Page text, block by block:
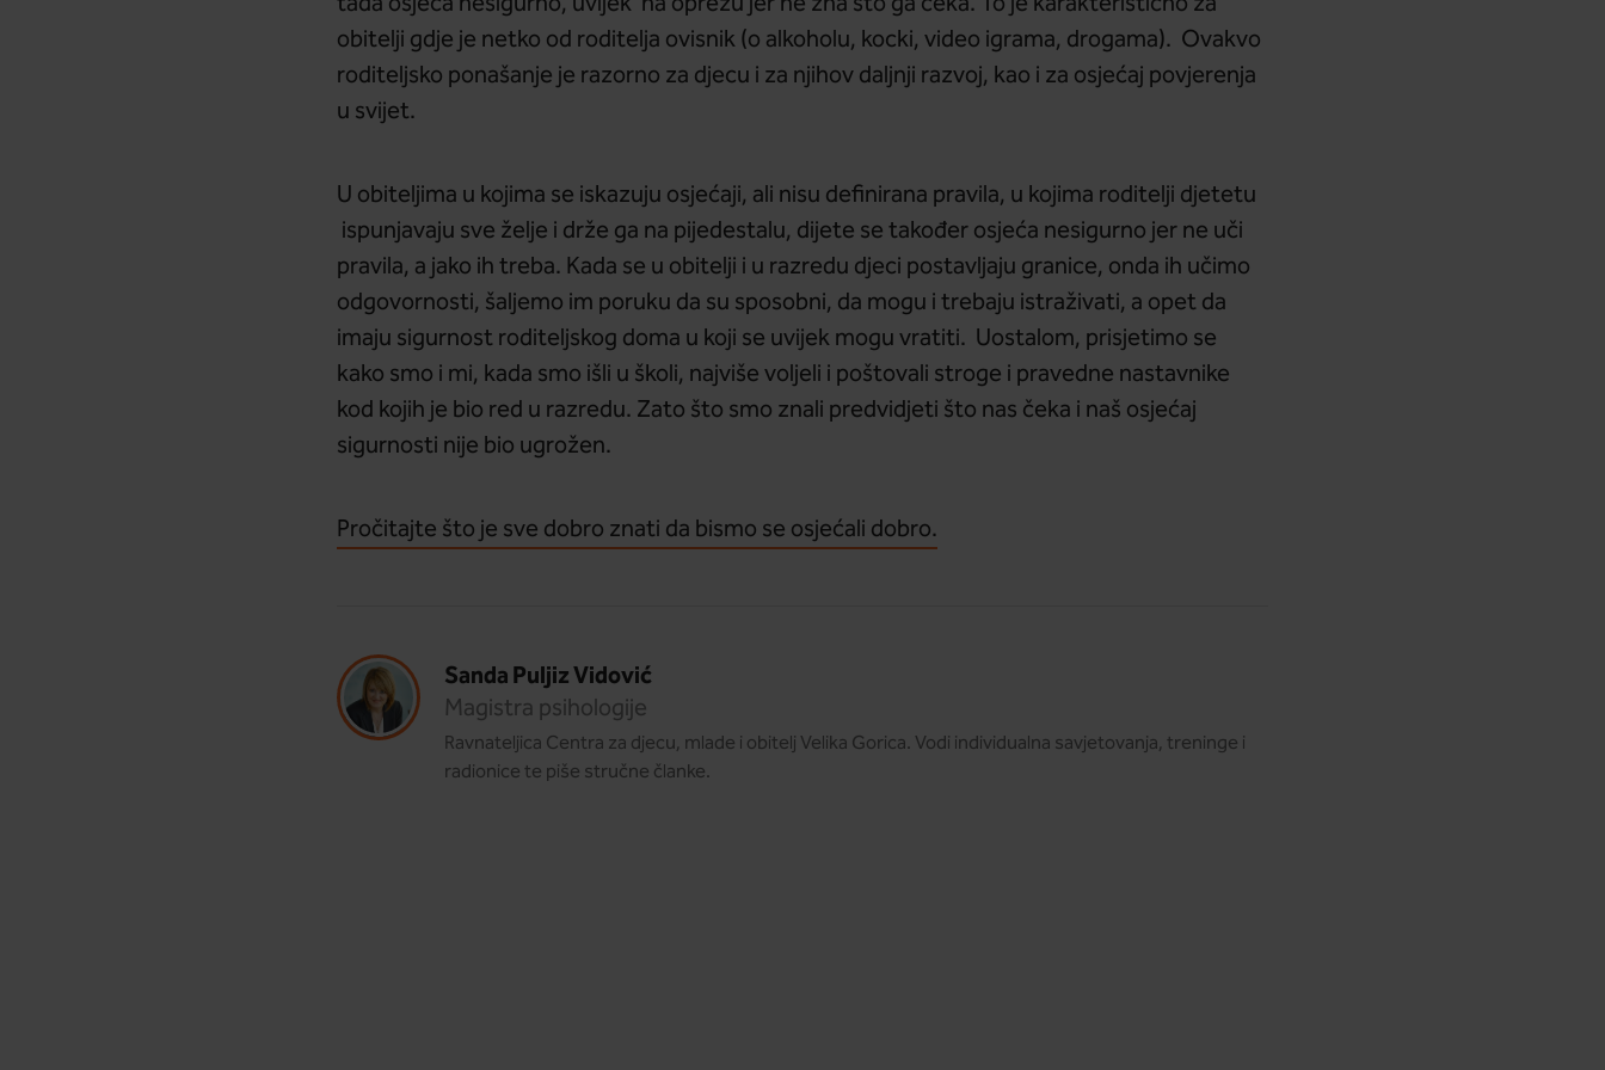
obitelji gdje je netko od roditelja ovisnik (o alkoholu, kocki, video igrama, drogama). Ovakvo
roditeljsko ponašanje je razorno za djecu i za njihov daljnji razvoj, kao i za osjećaj povjerenja
u svijet.
U obiteljima u kojima se iskazuju osjećaji, ali nisu definirana pravila, u kojima roditelji djetetu
ispunjavaju sve želje i drže ga na pijedestalu, dijete se također osjeća nesigurno jer ne uči
pravila, a jako ih treba. Kada se u obitelji i u razredu djeci postavljaju granice, onda ih učimo
odgovornosti, šaljemo im poruku da su sposobni, da mogu i trebaju istraživati, a opet da
imaju sigurnost roditeljskog doma u koji se uvijek mogu vratiti. Uostalom, prisjetimo se
kako smo i mi, kada smo išli u školi, najviše voljeli i poštovali stroge i pravedne nastavnike
kod kojih je bio red u razredu. Zato što smo znali predvidjeti što nas čeka i naš osjećaj
sigurnosti nije bio ugrožen.
Pročitajte što je sve dobro znati da bismo se osjećali dobro.
Sanda Puljiz Vidović
Magistra psihologije
Ravnateljica Centra za djecu, mlade i obitelj Velika Gorica. Vodi individualna savjetovanja, treninge i
radionice te piše stručne članke.